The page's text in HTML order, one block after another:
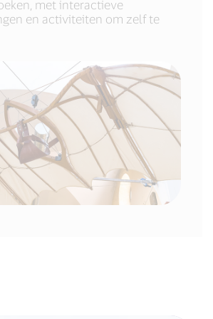
met interactieve
en activiteiten om zelf te